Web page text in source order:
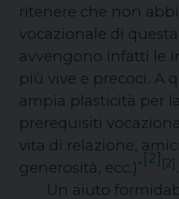
ritenere che non
vocazionale di
avvengono infatti le
più vive e precoci. A
ampia plasticità per
prerequisiti
vita di relazione,
generosità, ecc.)”
[2] [2]
Un aiuto